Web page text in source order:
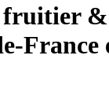
France